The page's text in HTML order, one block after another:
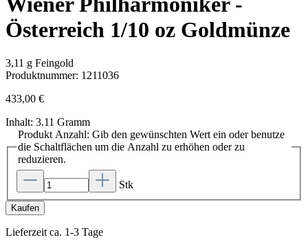
Österreich 1/10 oz Goldmünze
3,11 g Feingold
Produktnummer: 1211036
433,00 €
Inhalt: 3.11 Gramm
Produkt Anzahl: Gib den gewünschten Wert ein oder benutze
die Schaltflächen um die Anzahl zu erhöhen oder zu
reduzieren.
Stk
Kaufen
Lieferzeit ca. 1-3 Tage